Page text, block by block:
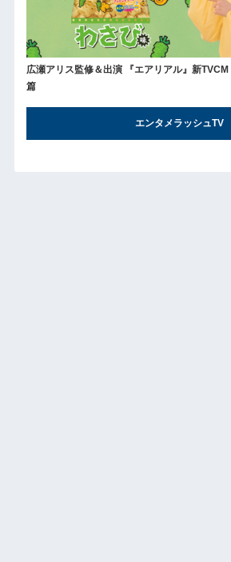
広瀬アリス監修＆出演 『エアリアル』新TVCM
篇
エンタメラッシュTV